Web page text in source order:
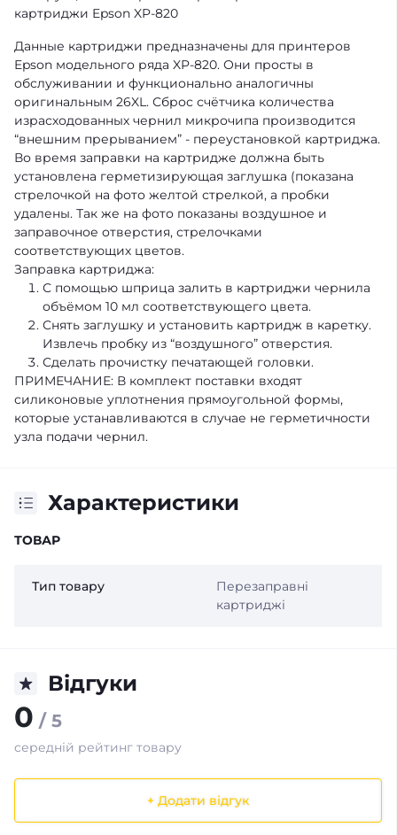
картриджи Epson XP-820
Данные картриджи предназначены для принтеров
Epson модельного ряда XP-820. Они просты в
обслуживании и функционально аналогичны
оригинальным 26XL. Сброс счётчика количества
израсходованных чернил микрочипа производится
“внешним прерыванием” - переустановкой картриджа.
Во время заправки на картридже должна быть
установлена герметизирующая заглушка (показана
стрелочкой на фото желтой стрелкой, а пробки
удалены. Так же на фото показаны воздушное и
заправочное отверстия, стрелочками
соответствующих цветов.
Заправка картриджа:
С помощью шприца залить в картриджи чернила
объёмом 10 мл соответствующего цвета.
Снять заглушку и установить картридж в каретку.
Извлечь пробку из “воздушного” отверстия.
Сделать прочистку печатающей головки.
ПРИМЕЧАНИЕ: В комплект поставки входят
силиконовые уплотнения прямоугольной формы,
которые устанавливаются в случае не герметичности
узла подачи чернил.
Характеристики
ТОВАР
Тип товару
Перезаправні
картриджі
Відгуки
0 / 5
середній рейтинг товару
+ Додати відгук